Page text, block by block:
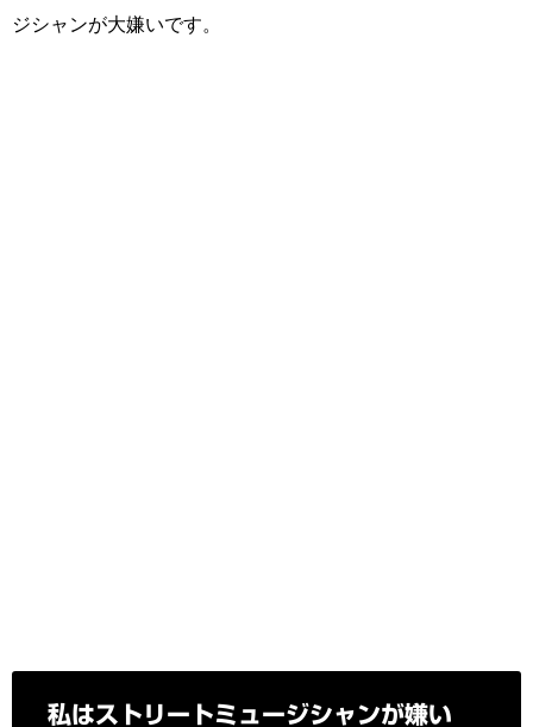
ジシャンが大嫌いです。
私はストリートミュージシャンが嫌い